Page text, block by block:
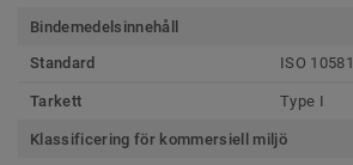
Bindemedelsinnehåll
Standard
ISO 10581
Tarkett Type I
Klassificering för kommersiell miljö